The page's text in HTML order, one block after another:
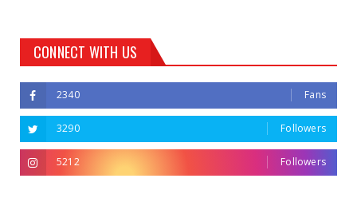
CONNECT WITH US
2340 Fans
3290 Followers
5212 Followers